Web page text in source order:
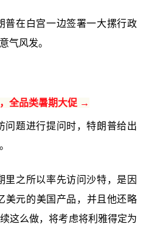
普在白宫一边签署一大摞行政
气风发。
全品类暑期大促 →
问题进行提问时，特朗普给出
里之所以率先访问沙特，是因
美元的美国产品，并且他还略
这么做，将考虑将利雅得定为